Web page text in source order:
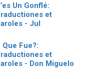
Un Gonflé:
et
- Jul
Que Fue?:
et
- Don Miguelo